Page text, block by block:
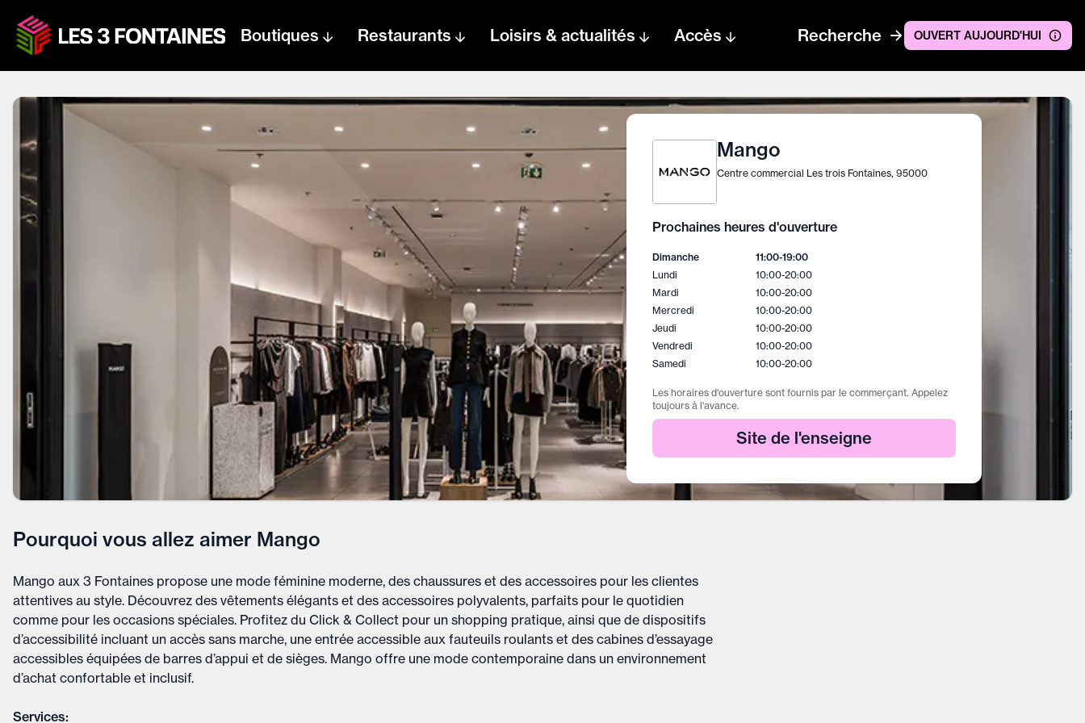
Centre text logo
Boutiques Restaurants Loisirs & actualités Accès Recherche OUVERT AUJOURD'HUI
Mango
Centre commercial Les trois Fontaines, 95000
Prochaines heures d'ouverture
Dimanche 11:00-19:00
Lundi
10:00-20:00
Mardi
10:00-20:00
Mercredi
10:00-20:00
Jeudi
10:00-20:00
Vendredi
10:00-20:00
Samedi
10:00-20:00
Les horaires d'ouverture sont fournis par le commerçant. Appelez
toujours à l'avance.
Site de l'enseigne
Pourquoi vous allez aimer Mango
Mango aux 3 Fontaines propose une mode féminine moderne, des chaussures et des accessoires pour les clientes
attentives au style. Découvrez des vêtements élégants et des accessoires polyvalents, parfaits pour le quotidien
comme pour les occasions spéciales. Profitez du Click & Collect pour un shopping pratique, ainsi que de dispositifs
d’accessibilité incluant un accès sans marche, une entrée accessible aux fauteuils roulants et des cabines d’essayage
accessibles équipées de barres d’appui et de sièges. Mango offre une mode contemporaine dans un environnement
d’achat confortable et inclusif.
Services: